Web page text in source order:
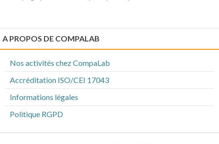
A PROPOS DE COMPALAB
Nos activités chez CompaLab
Accréditation ISO/CEI 17043
Informations légales
Politique RGPD